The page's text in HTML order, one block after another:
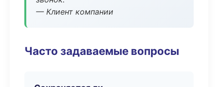
— Клиент компании
Часто задаваемые вопросы